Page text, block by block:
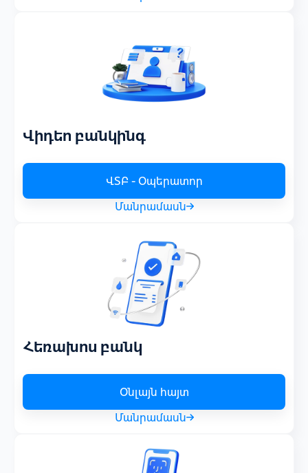
Վիդեո բանկինգ
ՎՏԲ - Օպերատոր
Մանրամասն
Հեռախոս բանկ
Օնլայն հայտ
Մանրամասն